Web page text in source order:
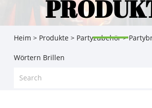
Heim > Produkte> Partyzubehör>
Wörtern Brillen